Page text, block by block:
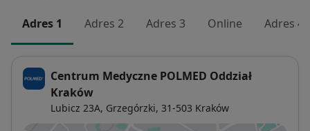
Adres 1 Adres 2 Adres 3 Online Adres 4
Centrum Medyczne POLMED Oddział
Kraków
Lubicz 23A, Grzegórzki, 31-503 Kraków